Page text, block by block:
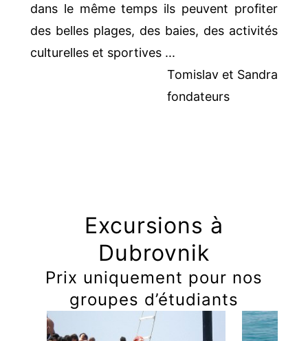
dans le même temps ils peuvent profiter
des belles plages, des baies, des activités
culturelles et sportives ...
Tomislav et Sandra
fondateurs
Excursions à
Dubrovnik
Prix uniquement pour nos
groupes d’étudiants